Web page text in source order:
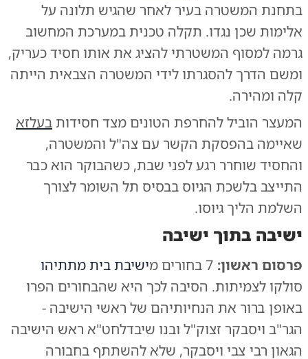
בתחנת המשטרה בעיר לאחר שהגיש תלונה על
אלימות שכן נגדו. תקלה טכנית במערכת המחשוב
גרמה למסוף המשטרתי להציג את אותו חסיד כעריק,
ומשם הדרך להסגרתו לידי המשטרה הצבאית הייתה
קלה ומהירה.
המעצר הוביל להחרפת הטונים מצד חסידותבעלזא
שאיימה בהפסקת הקשר עם צה"ל והמשטרה,
והחסיד שוחרר רגע לפני שבת, כשהבוקר הוא כבר
התייצב בלשכת הגיוס בבסיס תל השומר לצורך
השלמת הליך גיוסו.
ישיבה בתוך ישיבה
פרסום ראשון:
ישיבת בית מתתיהו
סולקו לצמיתות. הסיבה לכך היא שהבחורים הפרו
באופן ברור את הנחיותיהם של ראשי הישיבה -
הגר"ב ויסבקר זצוק"ל ובנו שיבדלחט"א ראש הישיבה
הגאון רבי צבי ויסבקר, שלא להשתתף בחבורה